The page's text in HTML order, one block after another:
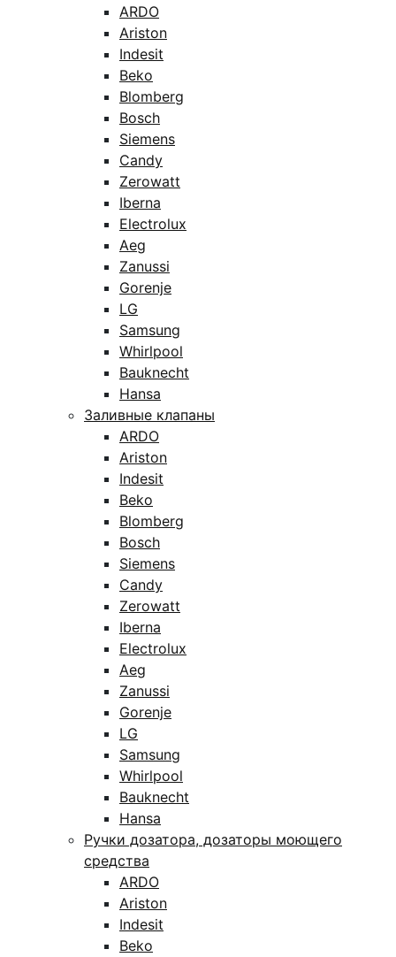
ARDO
Ariston
Indesit
Beko
Blomberg
Bosch
Siemens
Candy
Zerowatt
Iberna
Electrolux
Aeg
Zanussi
Gorenje
LG
Samsung
Whirlpool
Bauknecht
Hansa
Заливные клапаны
ARDO
Ariston
Indesit
Beko
Blomberg
Bosch
Siemens
Candy
Zerowatt
Iberna
Electrolux
Aeg
Zanussi
Gorenje
LG
Samsung
Whirlpool
Bauknecht
Hansa
Ручки дозатора, дозаторы моющего
средства
ARDO
Ariston
Indesit
Beko